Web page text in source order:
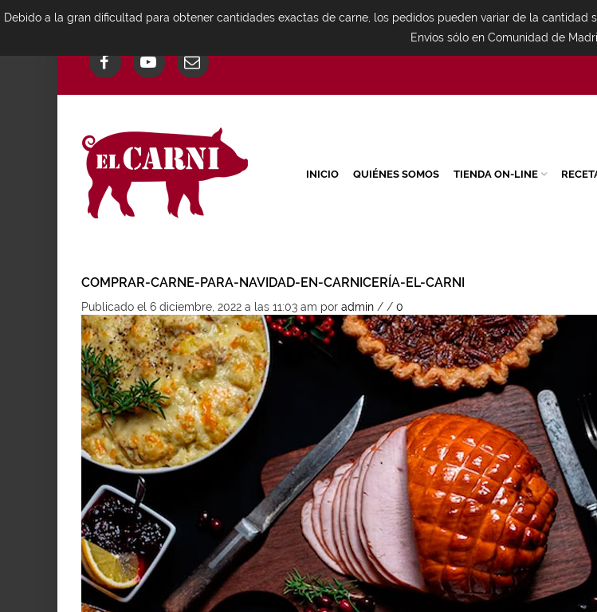
INICIO QUIÉNES SOMOS TIENDA ON-LINE
COMPRAR-CARNE-PARA-NAVIDAD-EN-CARNICERÍA-EL-CARNI
Publicado el 6 diciembre, 2022 a las 11:03 am por admin / / 0
Debido a la gran dificultad para obtener cantidades exactas de carne, los pedidos pueden variar de la
Envíos sólo en Comunidad de